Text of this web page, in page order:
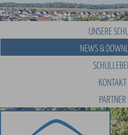
UNSERE
NEWS &
KONTAKT
PARTNER